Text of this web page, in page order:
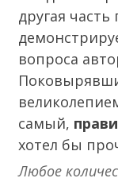
другая
вопроса
самый,
хотел бы
Любое